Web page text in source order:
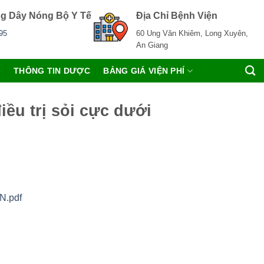
Dây Nóng Bộ Y Tế Địa Chỉ Bệnh Viện
60 Ung Văn Khiêm, Long Xuyên,
An Giang
THÔNG TIN DƯỢC BẢNG GIÁ VIỆN PHÍ
trị sỏi cực dưới